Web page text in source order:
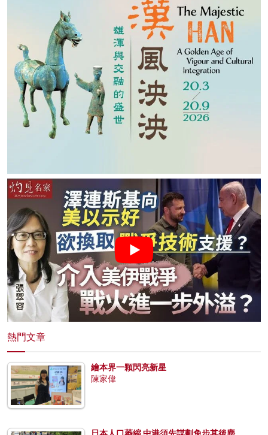
熱門文章
繪本界一顆閃亮新星
陳家偉
日本人口萎縮 中港須先謀劃免步其後塵